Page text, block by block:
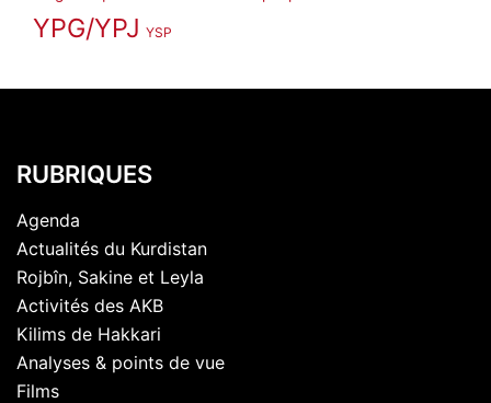
YPG/YPJ YSP
RUBRIQUES
Agenda
Actualités du Kurdistan
Rojbîn, Sakine et Leyla
Activités des AKB
Kilims de Hakkari
Analyses & points de vue
Films